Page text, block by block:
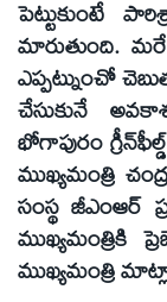
పెట్టుకుంటే
మారుతుంది.
ఎప్పట్నుంచో
చేసుకునే
భోగాపురం
ముఖ్యమంత్రి
సంస్థ జీఎంఆర్‌
ముఖ్యమంత్రికి
ముఖ్యమంత్రి